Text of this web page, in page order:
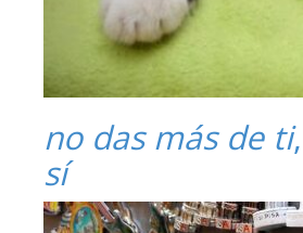
no das más de ti
sí